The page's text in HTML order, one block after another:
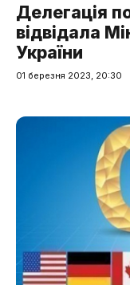
Делегація
відвідала
України
01 березня 2023, 20:30